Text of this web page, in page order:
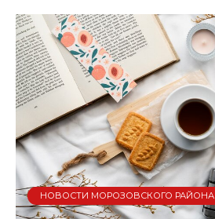
НОВОСТИ МОРОЗОВСКОГО РАЙОНА